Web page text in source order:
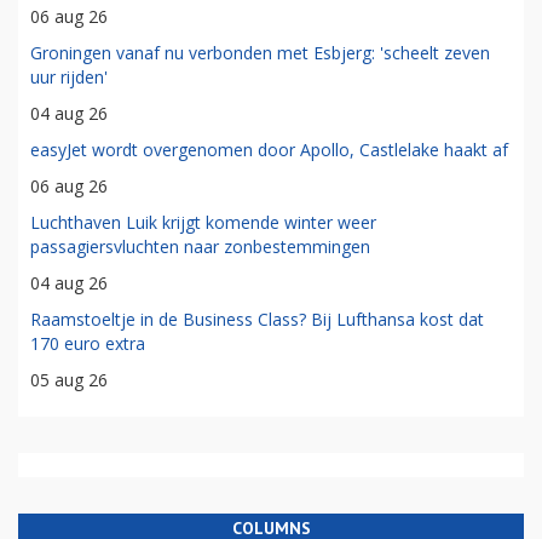
06 aug 26
Groningen vanaf nu verbonden met Esbjerg: 'scheelt zeven
uur rijden'
04 aug 26
easyJet wordt overgenomen door Apollo, Castlelake haakt af
06 aug 26
Luchthaven Luik krijgt komende winter weer
passagiersvluchten naar zonbestemmingen
04 aug 26
Raamstoeltje in de Business Class? Bij Lufthansa kost dat
170 euro extra
05 aug 26
COLUMNS